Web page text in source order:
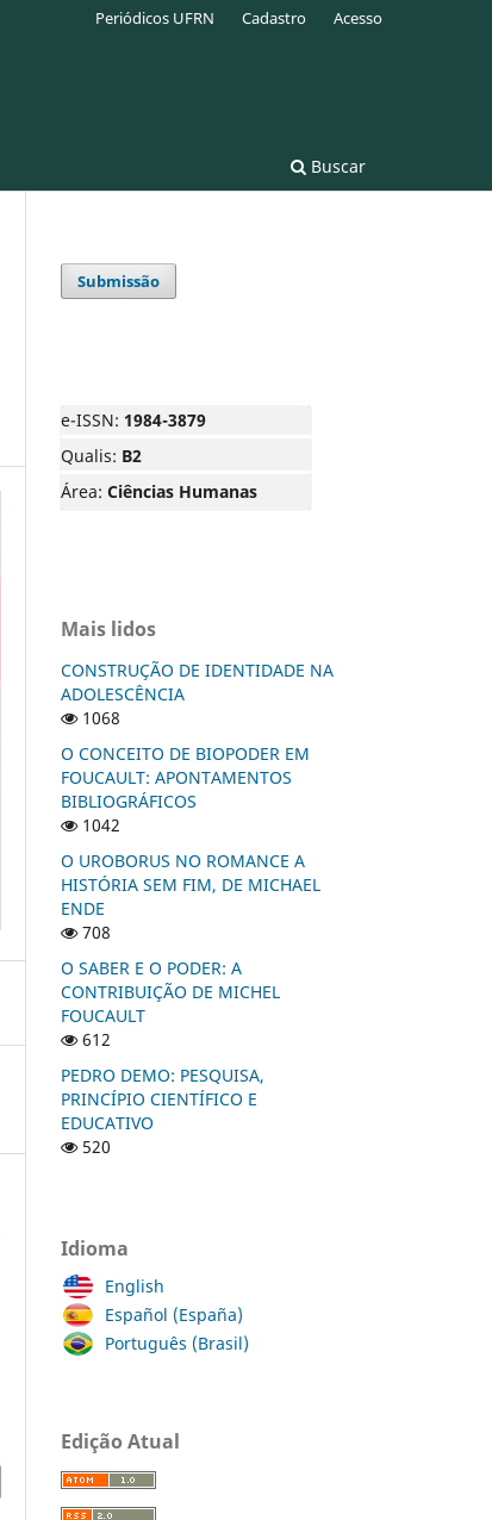
Buscar
Periódicos UFRN Cadastro Acesso
Submissão
e-ISSN: 1984-3879
Qualis: B2
Área: Ciências Humanas
Mais lidos
CONSTRUÇÃO DE IDENTIDADE NA
ADOLESCÊNCIA
1068
O CONCEITO DE BIOPODER EM
FOUCAULT: APONTAMENTOS
BIBLIOGRÁFICOS
1042
O UROBORUS NO ROMANCE A
HISTÓRIA SEM FIM, DE MICHAEL
ENDE
708
O SABER E O PODER: A
CONTRIBUIÇÃO DE MICHEL
FOUCAULT
612
PEDRO DEMO: PESQUISA,
PRINCÍPIO CIENTÍFICO E
EDUCATIVO
520
Idioma
English
Español (España)
Português (Brasil)
Edição Atual